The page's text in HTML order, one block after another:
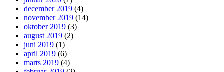
december 2019 (4)
november 2019 (14)
oktober 2019 (3)
august 2019 (2)
juni 2019 (1)
april 2019 (6)
marts 2019 (4)